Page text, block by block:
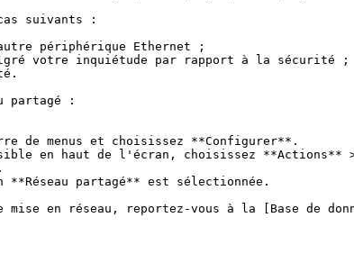
suivants :
périphérique Ethernet ;
votre inquiétude par rapport à la sécurité ;
partagé :
partagé** est sélectionnée.
en réseau, reportez-vous à la [Base de